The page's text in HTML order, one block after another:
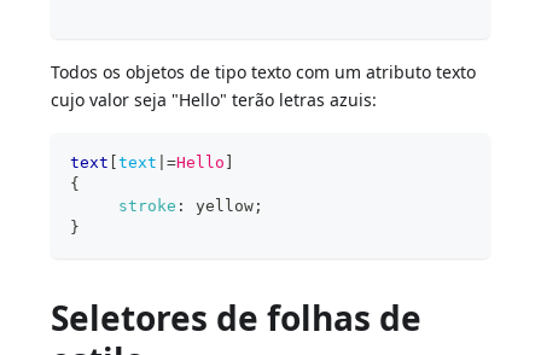
Todos os objetos de tipo texto com um atributo texto
cujo valor seja "Hello" terão letras azuis:
text [text |=Hello
{
stroke : yellow ;
}
Seletores de folhas de